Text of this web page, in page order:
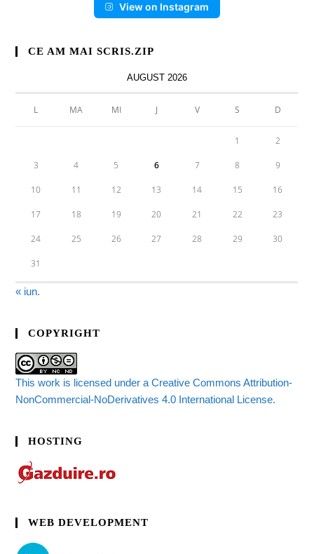
View on Instagram
CE AM MAI SCRIS.ZIP
AUGUST 2026
L MA MI J V S D
1 2
3 4 5 6 7 8 9
10 11 12 13 14 15 16
17 18 19 20 21 22 23
24 25 26 27 28 29 30
31
« iun.
COPYRIGHT
This work is licensed under a Creative Commons Attribution-
NonCommercial-NoDerivatives 4.0 International License.
HOSTING
WEB DEVELOPMENT